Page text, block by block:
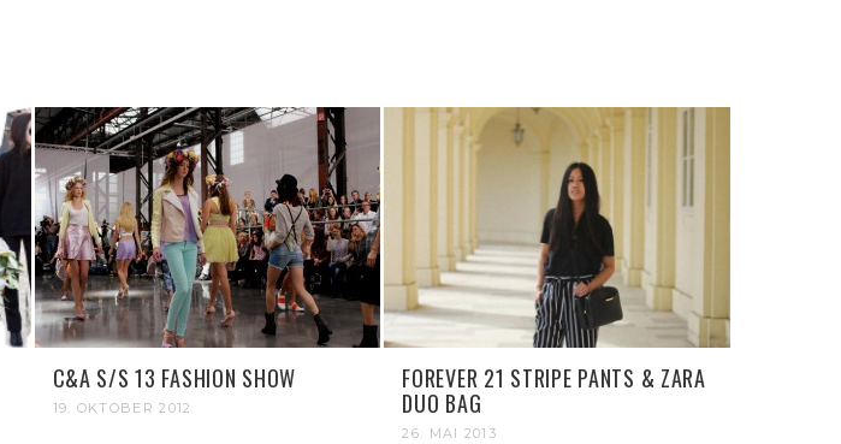
C&A S/S 13 FASHION SHOW
19. OKTOBER 2012
FOREVER 21 STRIPE PANTS & ZARA
DUO BAG
26. MAI 2013